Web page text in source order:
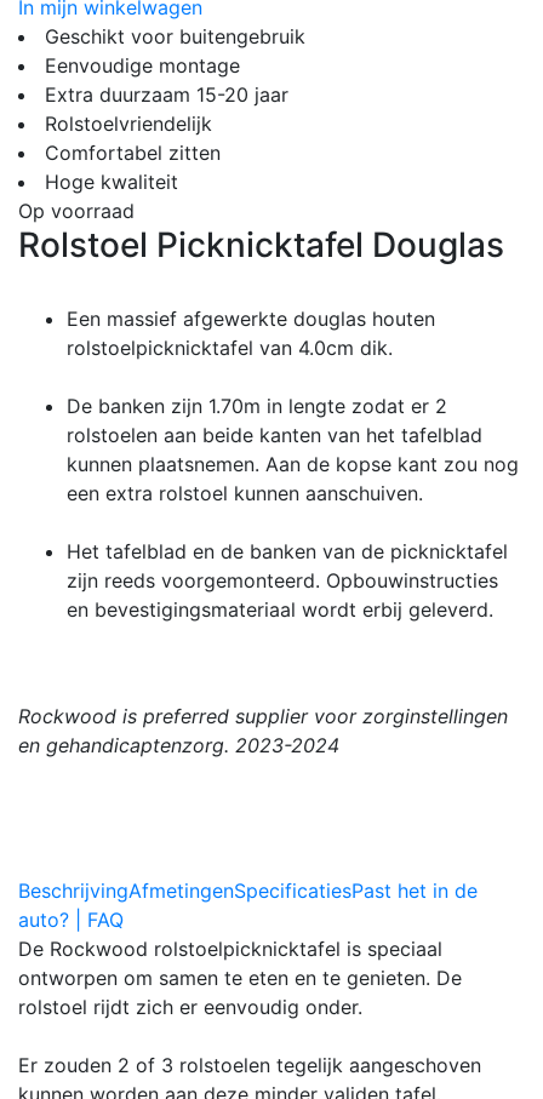
In mijn winkelwagen
Geschikt voor buitengebruik
Eenvoudige montage
Extra duurzaam 15-20 jaar
Rolstoelvriendelijk
Comfortabel zitten
Hoge kwaliteit
Op voorraad
Rolstoel Picknicktafel Douglas
Een massief afgewerkte douglas houten
rolstoelpicknicktafel van 4.0cm dik.
De banken zijn 1.70m in lengte zodat er 2
rolstoelen aan beide kanten van het tafelblad
kunnen plaatsnemen. Aan de kopse kant zou nog
een extra rolstoel kunnen aanschuiven.
Het tafelblad en de banken van de picknicktafel
zijn reeds voorgemonteerd. Opbouwinstructies
en bevestigingsmateriaal wordt erbij geleverd.
Rockwood is preferred supplier voor zorginstellingen
en gehandicaptenzorg. 2023-2024
BeschrijvingAfmetingenSpecificatiesPast het in de
auto? | FAQ
De Rockwood rolstoelpicknicktafel is speciaal
ontworpen om samen te eten en te genieten. De
rolstoel rijdt zich er eenvoudig onder.
Er zouden 2 of 3 rolstoelen tegelijk aangeschoven
kunnen worden aan deze minder validen tafel.